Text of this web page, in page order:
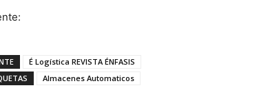
É Logística REVISTA ÉNFASIS
Almacenes Automaticos